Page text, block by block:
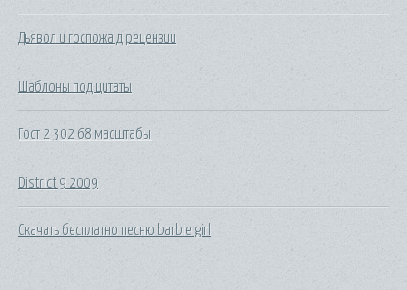
Дьявол и госпожа д рецензии
Шаблоны под цитаты
Гост 2 302 68 масштабы
District 9 2009
Скачать бесплатно песню barbie girl